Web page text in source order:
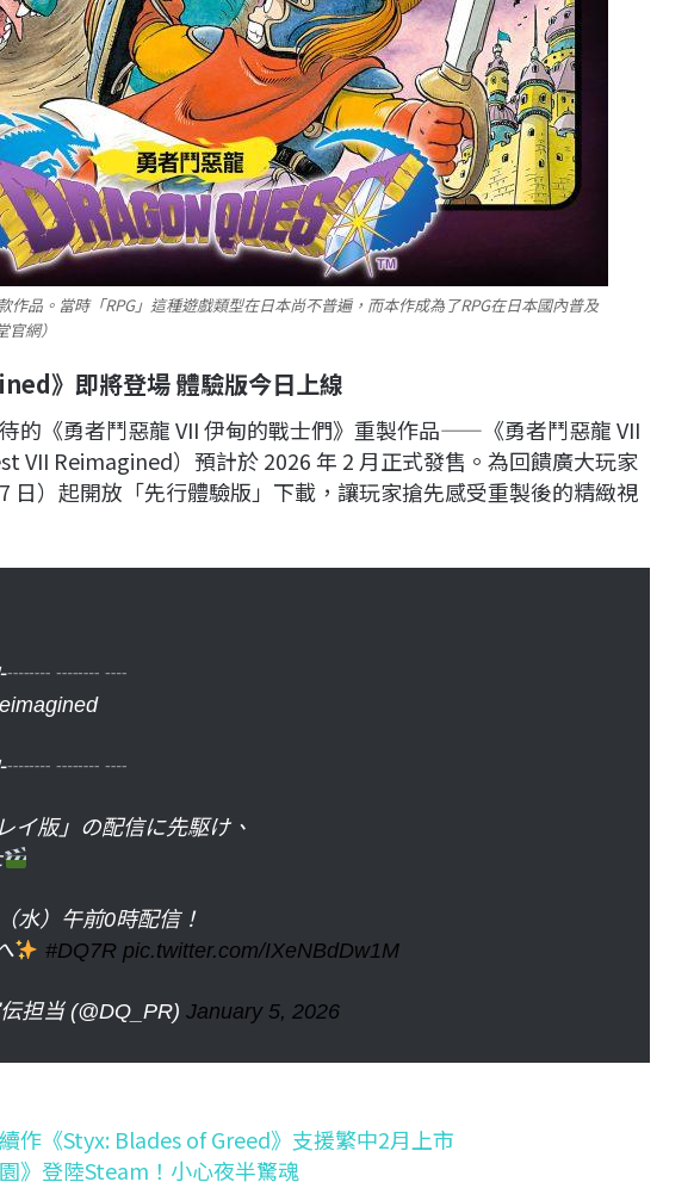
作品。當時「RPG」這種遊戲類型在日本尚不普遍，而本作成為了RPG在日本國內普及
網）
》即將登場 體驗版今日上線
的《勇者鬥惡龍 VII 伊甸的戰士們》重製作品——《勇者鬥惡龍 VII
VII Reimagined）預計於 2026 年 2 月正式發售。為回饋廣大玩家
日）起開放「先行體驗版」下載，讓玩家搶先感受重製後的精緻視
┈┈ ┈
┈┈ ┈
イ版」の配信に先駆け、
水）午前0時配信！
#DQ7R pic.twitter.com/IXeNBdDw1M
担当 (@DQ_PR) January 5, 2026
作《Styx: Blades of Greed》支援繁中2月上市
》登陸Steam！小心夜半驚魂